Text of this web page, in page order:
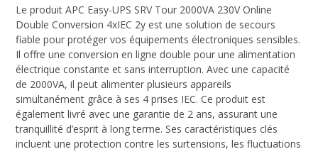
Le produit APC Easy-UPS SRV Tour 2000VA 230V Online
Double Conversion 4xIEC 2y est une solution de secours
fiable pour protéger vos équipements électroniques sensibles.
Il offre une conversion en ligne double pour une alimentation
électrique constante et sans interruption. Avec une capacité
de 2000VA, il peut alimenter plusieurs appareils
simultanément grâce à ses 4 prises IEC. Ce produit est
également livré avec une garantie de 2 ans, assurant une
tranquillité d’esprit à long terme. Ses caractéristiques clés
incluent une protection contre les surtensions, les fluctuations